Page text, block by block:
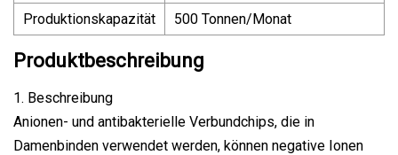
Produktionskapazität
500 Tonnen/Monat
Produktbeschreibung
1. Beschreibung
Anionen- und antibakterielle Verbundchips, die in
Damenbinden verwendet werden, können negative Ionen